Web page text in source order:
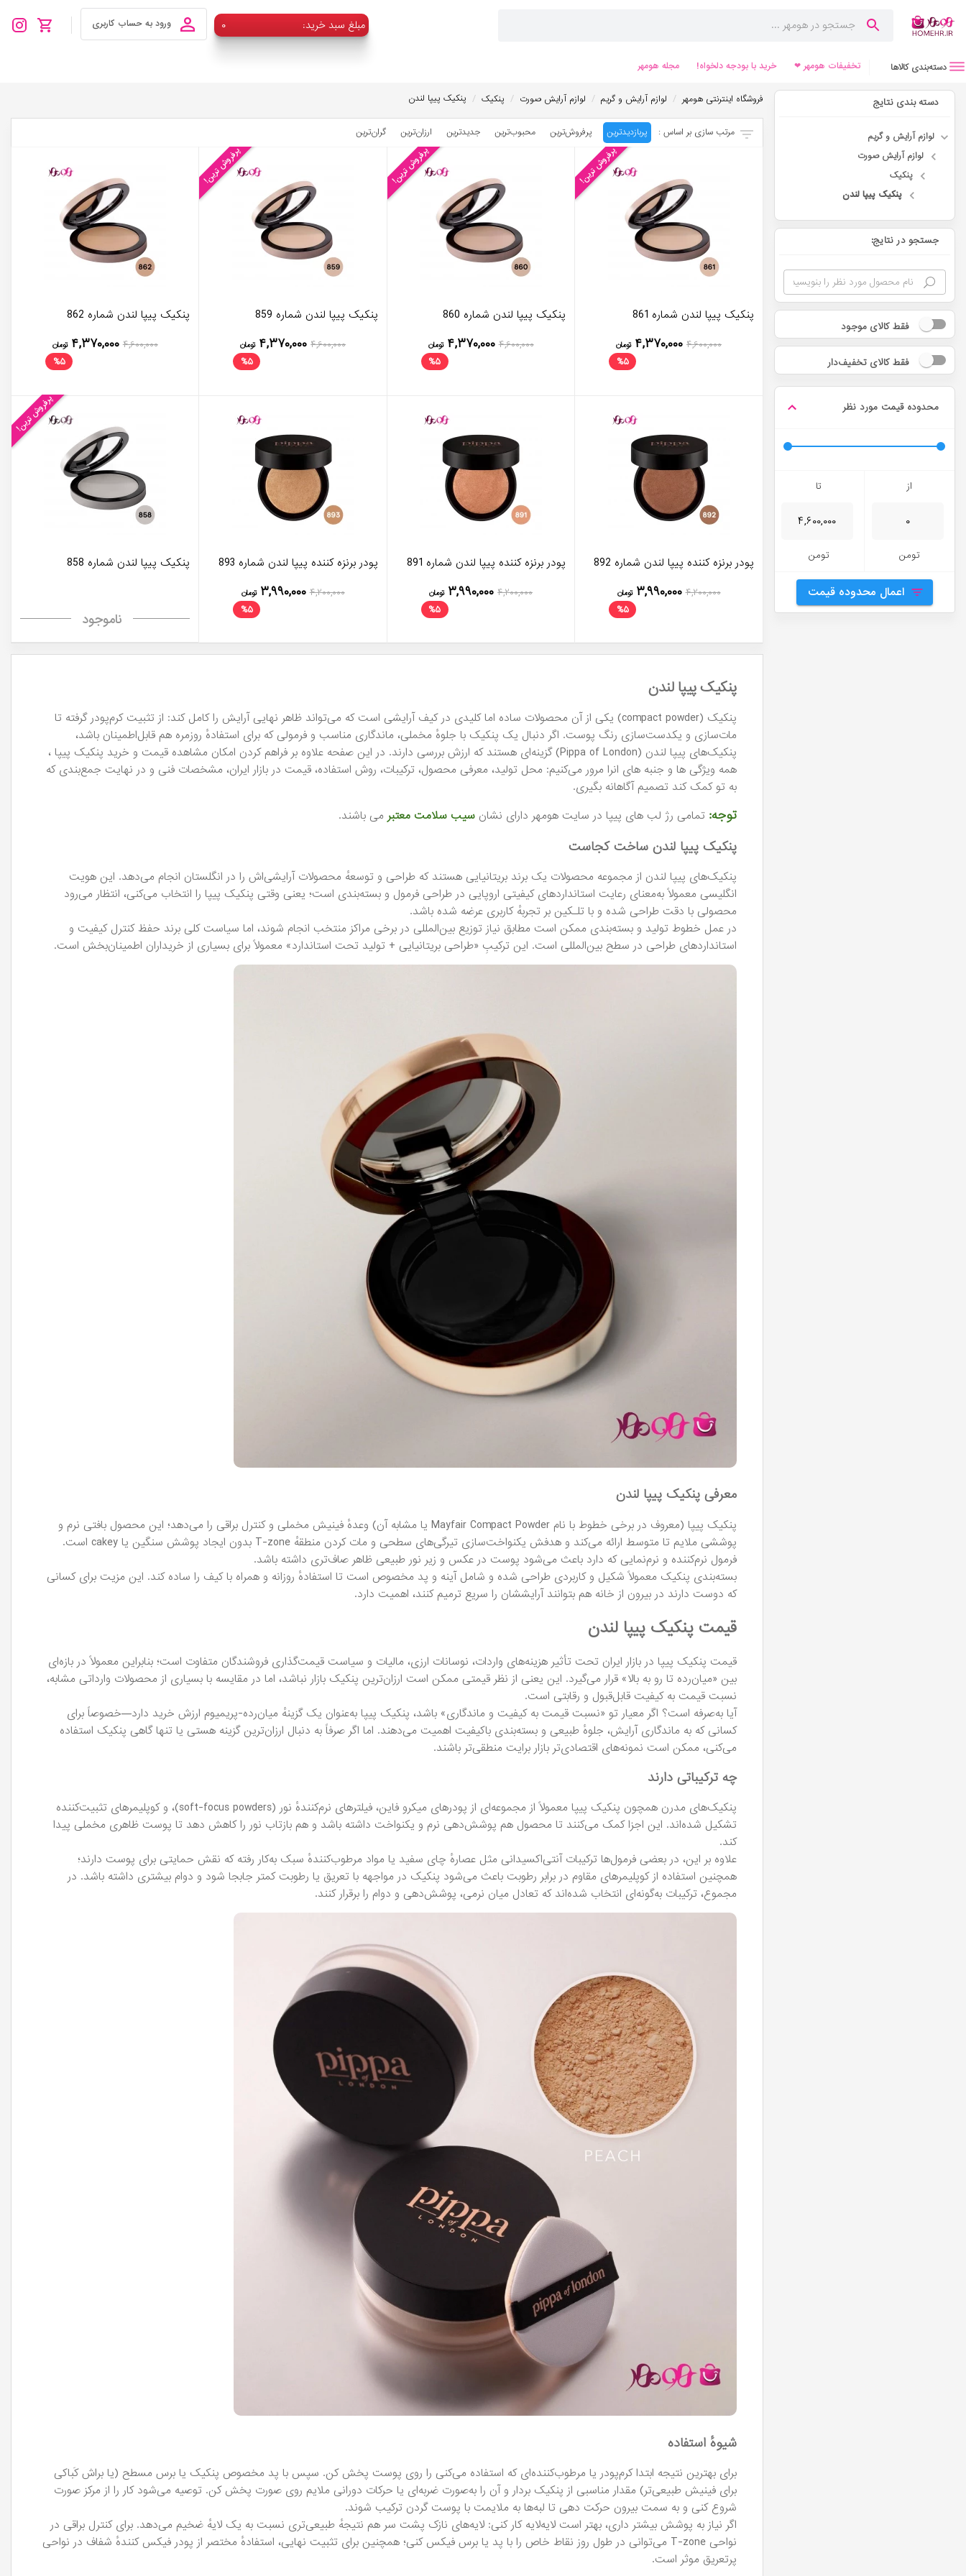
۰ :مبلغ سبد خرید ورود به حساب کاربری
دسته‌بندی کالاها تخفیفات هومهر ❤ خرید با بودجه دلخواه! مجله هومهر
دسته بندی نتایج
لوازم آرایش و گریم
لوازم آرایش صورت
پنکیک
پنکیک پیپا لندن
جستجو در نتایج:
فقط کالای موجود
فقط کالای تخفیف‌دار
محدوده قیمت مورد نظر
از
تومن
تا
تومن
اعمال محدوده قیمت
فروشگاه اینترنتی هومهر / لوازم آرایش و گریم / لوازم آرایش صورت / پنکیک / پنکیک پیپا لندن
مرتب سازی بر اساس : پربازدیدترین پرفروش‌ترین محبوب‌‌ترین جدیدترین ارزان‌ترین گران‌ترین
پرفروش ترین!
پنکیک پیپا لندن شماره 861
۴,۶۰۰,۰۰۰ ۴,۳۷۰,۰۰۰ تومان
%۵
پرفروش ترین!
پنکیک پیپا لندن شماره 860
۴,۶۰۰,۰۰۰ ۴,۳۷۰,۰۰۰ تومان
%۵
پرفروش ترین!
پنکیک پیپا لندن شماره 859
۴,۶۰۰,۰۰۰ ۴,۳۷۰,۰۰۰ تومان
%۵
پنکیک پیپا لندن شماره 862
۴,۶۰۰,۰۰۰ ۴,۳۷۰,۰۰۰ تومان
%۵
پودر برنزه کننده پیپا لندن شماره 892
۴,۲۰۰,۰۰۰ ۳,۹۹۰,۰۰۰ تومان
%۵
پودر برنزه کننده پیپا لندن شماره 891
۴,۲۰۰,۰۰۰ ۳,۹۹۰,۰۰۰ تومان
%۵
پودر برنزه کننده پیپا لندن شماره 893
۴,۲۰۰,۰۰۰ ۳,۹۹۰,۰۰۰ تومان
%۵
پرفروش ترین!
پنکیک پیپا لندن شماره 858
ناموجود
پنکیک پیپا لندن
پنکیک (compact powder) یکی از آن محصولات ساده اما کلیدی در کیف آرایشی است که می‌تواند ظاهر نهایی آرایش را کامل کند: از تثبیت کرم‌پودر گرفته تا
مات‌سازی و یکدست‌سازی رنگ پوست. اگر دنبال یک پنکیک با جلوهٔ مخملی، ماندگاری مناسب و فرمولی که برای استفادهٔ روزمره هم قابل‌اطمینان باشد،
پنکیک‌های پیپا لندن (Pippa of London) گزینه‌ای هستند که ارزش بررسی دارند. در این صفحه علاوه بر فراهم کردن امکان مشاهده قیمت و خرید پنکیک پیپا ،
همه ویژگی ها و جنبه های انرا مرور می‌کنیم: محل تولید، معرفی محصول، ترکیبات، روش استفاده، قیمت در بازار ایران، مشخصات فنی و در نهایت جمع‌بندی که
به تو کمک کند تصمیم آگاهانه بگیری.
توجه: تمامی رژ لب های پیپا در سایت هومهر دارای نشانسیب سلامت معتبر می باشند.
پنکیک پیپا لندن ساخت کجاست
پنکیک‌های پیپا لندن از مجموعه محصولات یک برند بریتانیایی هستند که طراحی و توسعهٔ محصولات آرایشی‌اش را در انگلستان انجام می‌دهد. این هویت
انگلیسی معمولاً به‌معنای رعایت استانداردهای کیفیتی اروپایی در طراحی فرمول و بسته‌بندی است؛ یعنی وقتی پنکیک پیپا را انتخاب می‌کنی، انتظار می‌رود
محصولی با دقت طراحی شده و با تلـکین بر تجربهٔ کاربری عرضه شده باشد.
در عمل خطوط تولید و بسته‌بندی ممکن است مطابق نیاز توزیع بین‌المللی در برخی مراکز منتخب انجام شوند، اما سیاست کلی برند حفظ کنترل کیفیت و
استانداردهای طراحی در سطح بین‌المللی است. این ترکیبِ «طراحی بریتانیایی + تولید تحت استاندارد» معمولاً برای بسیاری از خریداران اطمینان‌بخش است.
معرفی پنکیک پیپا لندن
پنکیک پیپا (معروف در برخی خطوط با نام Mayfair Compact Powder یا مشابه آن) وعدهٔ فینیش مخملی و کنترل براقی را می‌دهد؛ این محصول بافتی نرم و
پوششی ملایم تا متوسط ارائه می‌کند و هدفش یکنواخت‌سازی تیرگی‌های سطحی و مات کردن منطقهٔ T-zone بدون ایجاد پوشش سنگین یا cakey است.
فرمول نرم‌کننده و نرم‌نمایی که دارد باعث می‌شود پوست در عکس و زیر نور طبیعی ظاهر صاف‌تری داشته باشد.
بسته‌بندی پنکیک معمولاً شکیل و کاربردی طراحی شده و شامل آینه و پد مخصوص است تا استفادهٔ روزانه و همراه با کیف را ساده کند. این مزیت برای کسانی
که دوست دارند در بیرون از خانه هم بتوانند آرایششان را سریع ترمیم کنند، اهمیت دارد.
قیمت پنکیک پیپا لندن
قیمت پنکیک پیپا در بازار ایران تحت تأثیر هزینه‌های واردات، نوسانات ارزی، مالیات و سیاست قیمت‌گذاری فروشندگان متفاوت است؛ بنابراین معمولاً در بازه‌ای
بین «میان‌رده تا رو به بالا» قرار می‌گیرد. این یعنی از نظر قیمتی ممکن است ارزان‌ترین پنکیک بازار نباشد، اما در مقایسه با بسیاری از محصولات وارداتی مشابه،
نسبت قیمت به کیفیت قابل‌قبول و رقابتی است.
آیا به‌صرفه است؟ اگر معیار تو «نسبت قیمت به کیفیت و ماندگاری» باشد، پنکیک پیپا به‌عنوان یک گزینهٔ میان‌رده-پریمیوم ارزش خرید دارد—خصوصاً برای
کسانی که به ماندگاری آرایش، جلوهٔ طبیعی و بسته‌بندی باکیفیت اهمیت می‌دهند. اما اگر صرفاً به دنبال ارزان‌‌ترین گزینه هستی یا تنها گاهی پنکیک استفاده
می‌کنی، ممکن است نمونه‌های اقتصادی‌تر بازار برایت منطقی‌تر باشند.
چه ترکیباتی دارند
پنکیک‌های مدرن همچون پنکیک پیپا معمولاً از مجموعه‌ای از پودرهای میکرو فاین، فیلترهای نرم‌کنندهٔ نور (soft-focus powders)، و کوپلیمرهای تثبیت‌کننده
تشکیل شده‌اند. این اجزا کمک می‌کنند تا محصول هم پوشش‌دهی نرم و یکنواخت داشته باشد و هم بازتاب نور را کاهش دهد تا پوست ظاهری مخملی پیدا
کند.
علاوه بر این، در بعضی فرمول‌ها ترکیبات آنتی‌اکسیدانی مثل عصارهٔ چای سفید یا مواد مرطوب‌کنندهٔ سبک به‌کار رفته که نقش حمایتی برای پوست دارند؛
همچنین استفاده از کوپلیمرهای مقاوم در برابر رطوبت باعث می‌شود پنکیک در مواجهه با تعریق یا رطوبت کمتر جابجا شود و دوام بیشتری داشته باشد. در
مجموع، ترکیبات به‌گونه‌ای انتخاب شده‌اند که تعادل میان نرمی، پوشش‌دهی و دوام را برقرار کنند.
شیوهٔ استفاده
برای بهترین نتیجه ابتدا کرم‌پودر یا مرطوب‌کننده‌ای که استفاده می‌کنی را روی پوست پخش کن. سپس با پد مخصوص پنکیک یا برس مسطح (یا براش کَباکی
برای فینیش طبیعی‌تر) مقدار مناسبی از پنکیک بردار و آن را به‌صورت ضربه‌ای یا حرکات دورانی ملایم روی صورت پخش کن. توصیه می‌شود کار را از مرکز صورت
شروع کنی و به سمت بیرون حرکت دهی تا لبه‌ها به ملایمت با پوست گردن ترکیب شوند.
اگر نیاز به پوشش بیشتر داری، بهتر است لایه‌لایه کار کنی: لایه‌های نازک پشت سر هم نتیجهٔ طبیعی‌تری نسبت به یک لایهٔ ضخیم می‌دهد. برای کنترل براقی در
نواحی T-zone می‌توانی در طول روز نقاط خاص را با پد یا برس فیکس کنی؛ همچنین برای تثبیت نهایی، استفادهٔ مختصر از پودر فیکس کنندهٔ شفاف در نواحی
پرتعریق موثر است.